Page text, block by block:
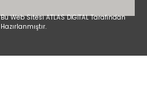
Bu Web Sitesi ATLAS DİGİTAL Tarafından
Hazırlanmıştır.